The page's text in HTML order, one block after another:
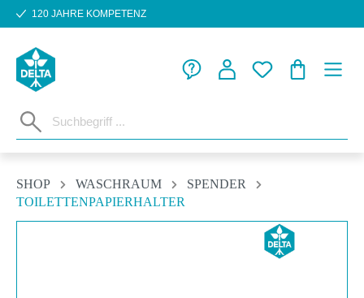
Zum Hauptinhalt springen
120 JAHRE KOMPETENZ
SHOP WASCHRAUM
SPENDER
TOILETTENPAPIERHALTER